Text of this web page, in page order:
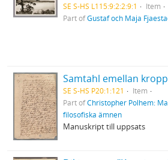
SE S-HS L115:9:2:2:9:1
Item
Part ofGustaf och Maja
Samtahl emellan
SE S-HS P20:1:121
Item
Part ofChristopher Polhem:
filosofiska ämnen
Manuskript till uppsats